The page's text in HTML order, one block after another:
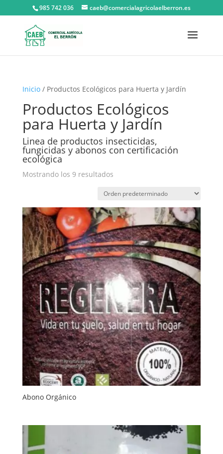
985 742 036 caeb@comercialagricolaelberron.es
Inicio/ Productos Ecológicos para Huerta y Jardín
Productos Ecológicos
para Huerta y Jardín
Linea de productos insecticidas,
fungicidas y abonos con certificación
ecológica
Mostrando los 9 resultados
Abono Orgánico